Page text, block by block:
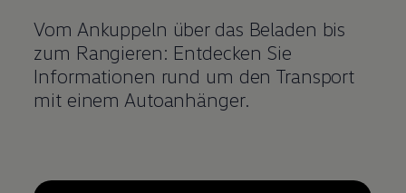
Vom Ankuppeln über das Beladen bis
zum Rangieren: Entdecken Sie
Informationen rund um den Transport
mit einem Autoanhänger.